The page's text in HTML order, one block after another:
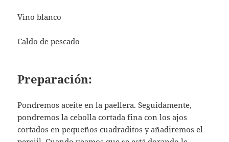
Vino blanco
Caldo de pescado
Preparación:
Pondremos aceite en la paellera. Seguidamente,
pondremos la cebolla cortada fina con los ajos
cortados en pequeños cuadraditos y añadiremos el